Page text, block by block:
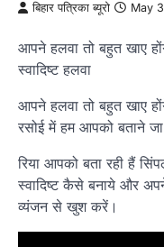
बिहार पत्रिका ब्यूरो May
आपने हलवा तो बहुत खाए
स्वादिष्ट हलवा
आपने हलवा तो बहुत खाए
रसोई में हम आपको बताने
रिया आपको बता रही हैं
स्वादिष्ट कैसे बनाये और
व्यंजन से खुश करें।